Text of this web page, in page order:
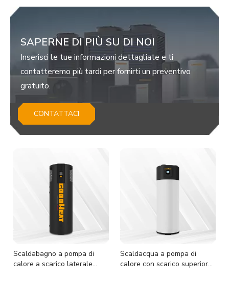
SAPERNE DI PIÙ SU DI NOI
Inserisci le tue informazioni dettagliate e ti
contatteremo più tardi per fornirti un preventivo
gratuito.
CONTATTACI
Scaldabagno a pompa di
calore a scarico laterale
Scaldacqua a pompa di
calore con scarico superiore